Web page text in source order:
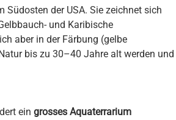
der USA. Sie zeichnet sich
und Karibische
aber in der Färbung (gelbe
bis zu 30–40 Jahre alt werden und
ein grosses Aquaterrarium